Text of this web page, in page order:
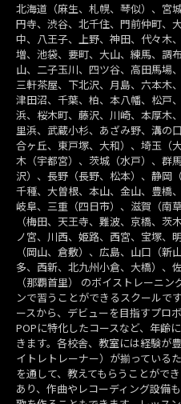
北海道（麻生、札幌、琴似）、宮
円寺、渋谷、北千住、門前仲町、
中、八王子、上野、神田、代々木
増、池袋、要町、大山、練馬、調
山、二子玉川、四ツ谷、高田馬場
三軒茶屋、下北沢、月島、六本木
津田沼、千葉、柏、本八幡、松戸
浜、桜木町、藤沢、川崎、本厚木
里浜、武蔵小杉、あざみ野、溝の
合ヶ丘、東戸塚、大和）、埼玉（
木（宇都宮）、茨城（水戸）、群
沢）、長野（長野、松本）、静岡
千種、大曽根、本山、金山、豊橋
岐阜、三重（四日市）、滋賀（南
（梅田、天王寺、難波、京橋、
ノ宮、川西、姫路、西宮、宝塚、
（岡山、倉敷）、広島、山口（
多、西新、北九州小倉、大橋）、
（那覇首里） のボイストレーニ
ンで習うことができるスクールで
ースから、デビューを目指すプロ
POPに特化したコースなど、年齢
きます。各校舎、教室には経験が
イトレトレーナー）が揃っている
を通して、教えてもらうことがで
あり、作曲やレコーディング設備